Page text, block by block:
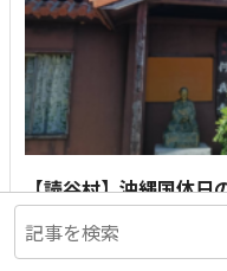
【読谷村】沖縄国体日
名士「読谷高校の女学